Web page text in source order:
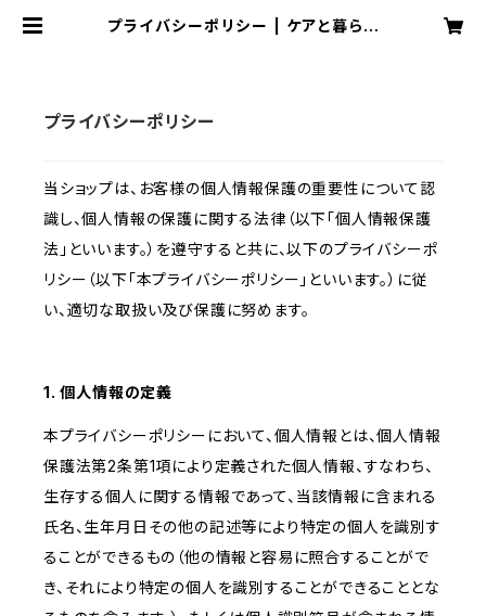
プライバシーポリシー | ケアと暮らし
プライバシーポリシー
当ショップは、お客様の個人情報保護の重要性について認
識し、個人情報の保護に関する法律（以下「個人情報保護
法」といいます。）を遵守すると共に、以下のプライバシーポ
リシー（以下「本プライバシーポリシー」といいます。）に従
い、適切な取扱い及び保護に努めます。
1. 個人情報の定義
本プライバシーポリシーにおいて、個人情報とは、個人情報
保護法第2条第1項により定義された個人情報、すなわち、
生存する個人に関する情報であって、当該情報に含まれる
氏名、生年月日その他の記述等により特定の個人を識別す
ることができるもの（他の情報と容易に照合することがで
き、それにより特定の個人を識別することができることとな